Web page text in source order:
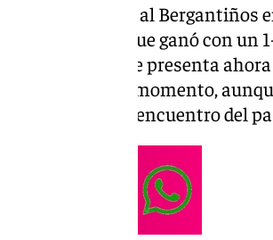
viene de vencer al Bergantiños
, al que ganó con
complicada se presenta
por un gran momento,
Cacereño en el encuentro del